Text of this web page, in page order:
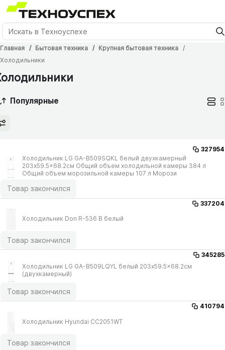
Главная Бытовая техника
Крупная бытовая техника
Холодильники
Популярные
327954
Холодильник LG GA-B509SQKL белый двухкамерный
203x59.5x68.2см Общий объем холодильной камеры 384 л
Общий объем морозильной камеры 107 л Морози
Товар закончился
337204
Холодильник Don R-536 B белый
Товар закончился
345285
Холодильник LG GA-B509LQYL белый 203x59.5x68.2см
(двухкамерный)
Товар закончился
410794
Холодильник Hyundai CC2051WT
Товар закончился